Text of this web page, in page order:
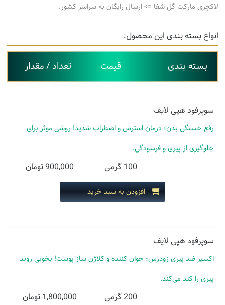
لاکچری مارکت گل شفا => ارسال رایگان به سراسر کشور.
انواع بسته بندی این محصول:
بسته بندی تعداد / مقدار قیمت
سوپرفود هپی لایف
رفع خستگی بدن؛ درمان استرس و اضطراب شدید! روشی موثر برای
جلوگیری از پیری و فرسودگی.
100 گرمی 900,000 تومان
افزودن به سبد خرید
سوپرفود هپی لایف
اکسیر ضد پیری زودرس؛ جوان کننده و کلاژن ساز پوست! بخوبی روند
پیری را کند می‌کند.
200 گرمی 1,800,000 تومان